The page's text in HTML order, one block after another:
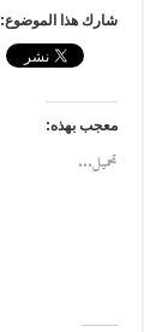
شارك هذا الموضوع:
معجب بهذه:
تحميل...